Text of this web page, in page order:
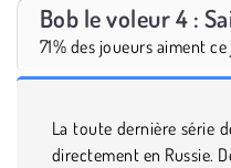
Bob le voleur 4 :
71% des joueurs aiment ce
La toute dernière série
directement en Russie.